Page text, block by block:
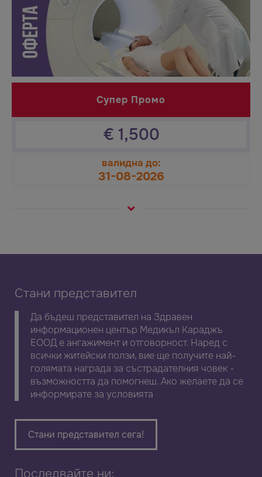
Супер Промо
€ 1,500
валидна до:
31-08-2026
Стани представител
Да бъдеш представител на Здравен
информационен център Медикъл Караджъ
ЕООД е ангажимент и отговорност. Наред с
всички житейски ползи, вие ще получите най-
голямата награда за състрадателния човек -
възможността да помогнеш. Ако желаете да се
информирате за условията
Стани представител сега!
Последвайте ни: